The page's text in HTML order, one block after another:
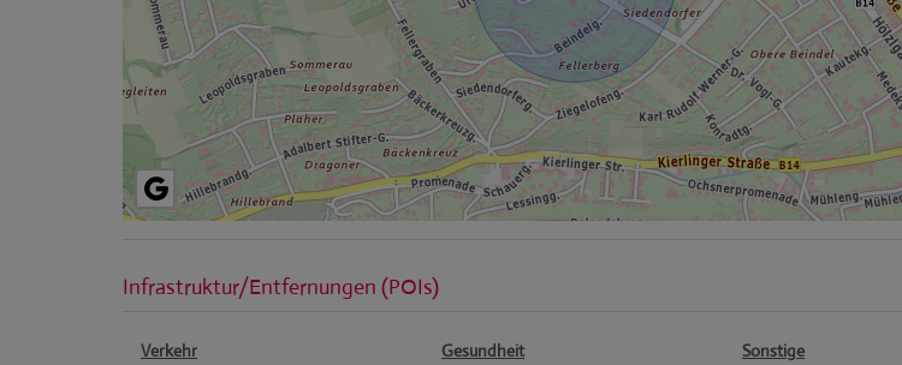
Infrastruktur/Entfernungen (POIs)
Verkehr
Gesundheit
Sonstige